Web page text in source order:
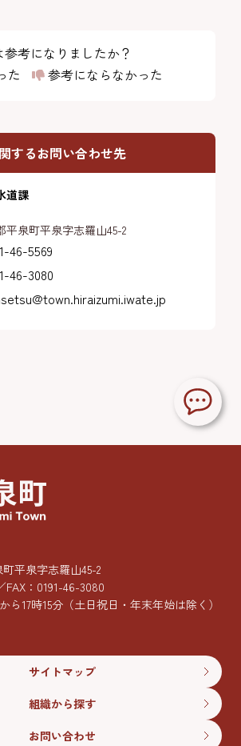
参考になりましたか？
た
参考にならなかった
するお問い合わせ先
道課
平泉町平泉字志羅山45-2
46-5569
46-3080
平泉字志羅山45-2
FAX：0191-46-3080
ら17時15分 （土日祝日・年末年始は除く）
サイトマップ
組織から探す
お問い合わせ